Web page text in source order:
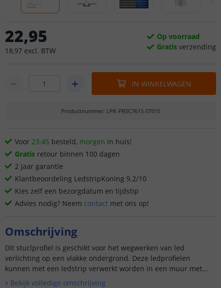
22,95
18,97 excl. BTW
Op voorraad
Gratis verzending
IN WINKELWAGEN
Productnummer: LPK-PRSC7615-ST015
Voor 23:45 besteld, morgen in huis!
Gratis retour binnen 100 dagen
2 jaar garantie
Klantbeoordeling LedstripKoning 9.2/10
Kies zelf een bezorgdatum en tijdstip
Advies nodig? Neem contact met ons op!
Omschrijving
Dit stuclprofiel is geschikt voor het wegwerken van led
verlichting op een vlakke ondergrond. Deze ledprofielen
kunnen met een ledstrip verwerkt worden in een muur met
stucwerk, met een st...
Bekijk volledige omschrijving